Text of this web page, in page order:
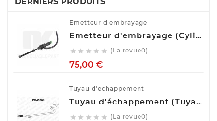
Emetteur d'embrayage
Emetteur d'embrayage (Cylindre émetteur de débrayage) NK 832508
     (La revue0)
75,00 €Prix
Tuyau d'echappement
Tuyau d'échappement (Tuyau d'échappement) VENEPORTE PG45769
     (La revue0)